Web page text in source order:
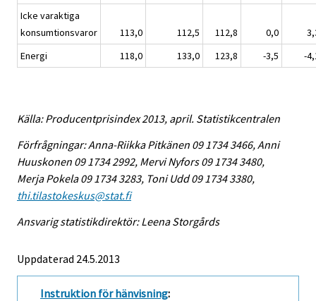
Icke varaktiga
konsumtionsvaror
113,0 112,5 112,8 0,0
Energi
118,0 133,0 123,8 -3,5 -
Källa: Producentprisindex 2013, april. Statistikcentralen
Förfrågningar: Anna-Riikka Pitkänen 09 1734 3466, Anni
Huuskonen 09 1734 2992, Mervi Nyfors 09 1734 3480,
Merja Pokela 09 1734 3283, Toni Udd 09 1734 3380,
thi.tilastokeskus@stat.fi
Ansvarig statistikdirektör: Leena Storgårds
Uppdaterad 24.5.2013
Instruktion för hänvisning: